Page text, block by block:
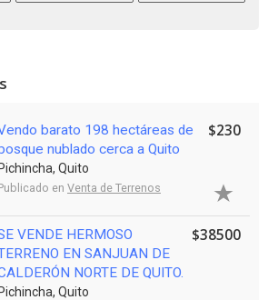
barato 198 hectáreas de
nublado cerca a Quito
Pichincha, Quito
en Venta de Terrenos
$230
VENDE HERMOSO
EN SANJUAN DE
NORTE DE QUITO.
Pichincha, Quito
$38500